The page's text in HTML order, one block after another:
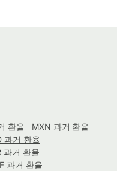
환율
MXN 과거 환율
과거 환율
과거 환율
과거 환율